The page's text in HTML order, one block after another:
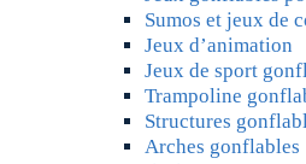
Sumos et jeux de
Jeux d’animation
Jeux de sport
Trampoline
Structures
Arches gonflables